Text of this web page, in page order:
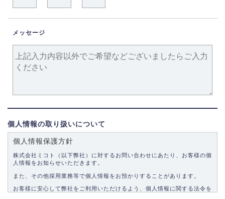
メッセージ
個人情報の取り扱いについて
個人情報保護方針
株式会社ミコト（以下弊社）に対するお問い合わせにあたり、お客様の個
人情報をお知らせいただきます。
また、その他採用業務等で個人情報をお預かりすることがあります。
お客様に安心して弊社をご利用いただけるよう、個人情報に関する法令を